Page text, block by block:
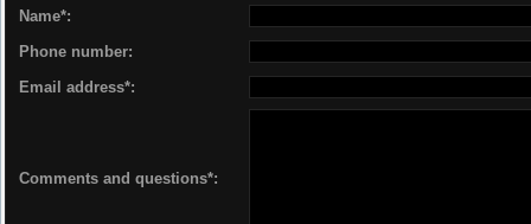
Name*:
Phone number:
Email address*:
Comments and questions*: